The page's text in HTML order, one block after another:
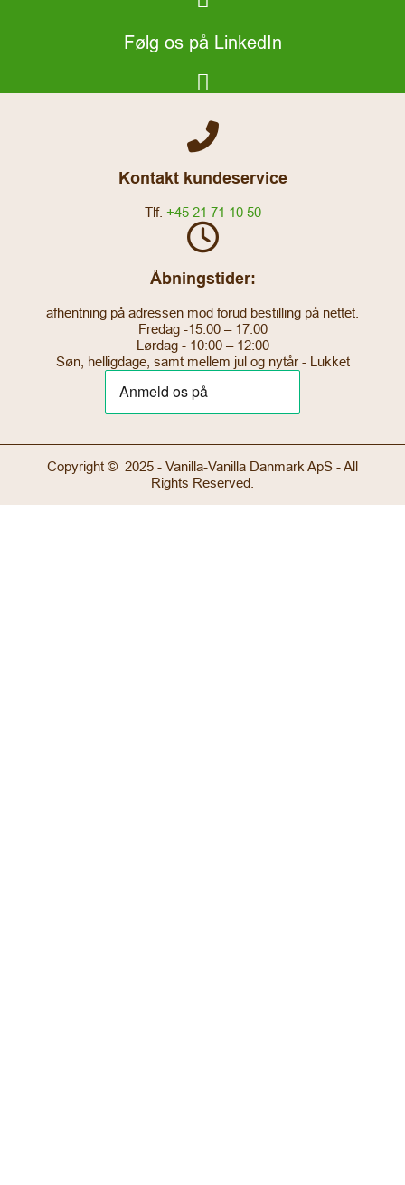
Følg os på LinkedIn
Kontakt kundeservice
Tlf. +45 21 71 10 50
Åbningstider:
afhentning på adressen mod forud bestilling på nettet.
Fredag -15:00 – 17:00
Lørdag - 10:00 – 12:00
Søn, helligdage, samt mellem jul og nytår - Lukket
Copyright © 2025 - Vanilla-Vanilla Danmark ApS - All
Rights Reserved.